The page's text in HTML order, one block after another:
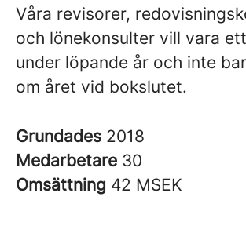
Våra revisorer,
och lönekonsulter vill vara
under löpande år och inte
om året vid bokslutet.
Grundades 2018
Medarbetare 30
Omsättning 42 MSEK